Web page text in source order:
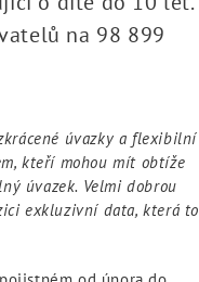
na 98 899
úvazky a flexibilní
kteří mohou mít obtíže
úvazek. Velmi dobrou
exkluzivní data, která to